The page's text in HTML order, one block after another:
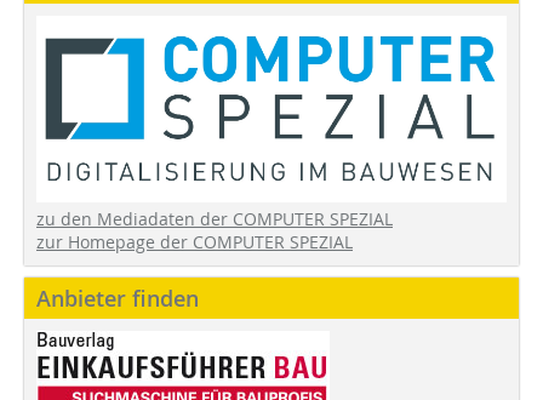
zu den Mediadaten der COMPUTER SPEZIAL
zur Homepage der COMPUTER SPEZIAL
Anbieter finden